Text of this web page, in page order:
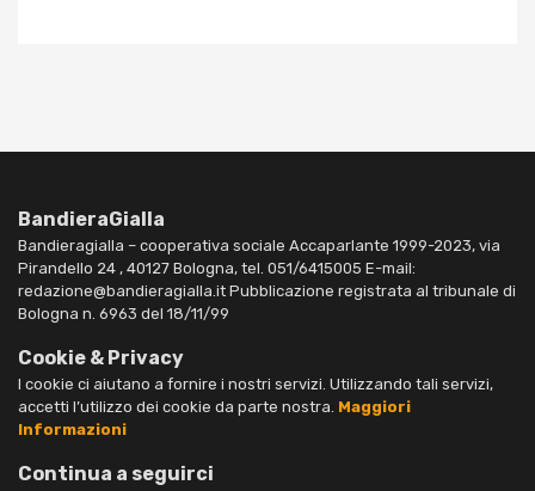
BandieraGialla
Bandieragialla – cooperativa sociale Accaparlante 1999-2023, via
Pirandello 24 , 40127 Bologna, tel. 051/6415005 E-mail:
redazione@bandieragialla.it Pubblicazione registrata al tribunale di
Bologna n. 6963 del 18/11/99
Cookie & Privacy
I cookie ci aiutano a fornire i nostri servizi. Utilizzando tali servizi,
accetti l’utilizzo dei cookie da parte nostra. Maggiori
Informazioni
Continua a seguirci